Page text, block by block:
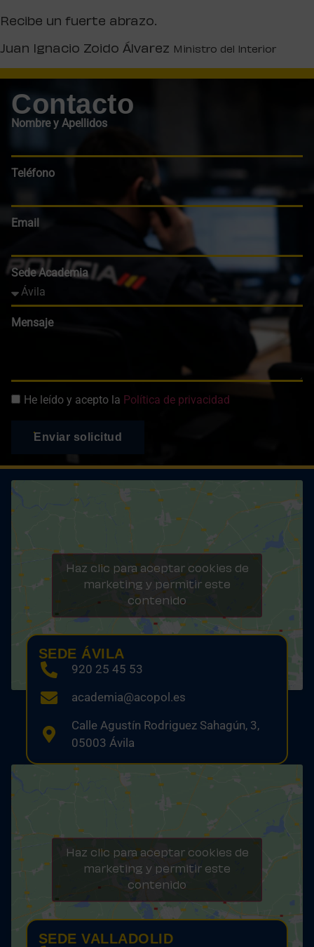
Recibe un fuerte abrazo.
Juan Ignacio Zoido Álvarez Ministro del Interior
Contacto
Nombre y Apellidos
Teléfono
Email
Sede Academia
Mensaje
He leído y acepto la Política de privacidad
Enviar solicitud
Haz clic para aceptar cookies de
marketing y permitir este
contenido
SEDE ÁVILA
920 25 45 53
academia@acopol.es
Calle Agustín Rodriguez Sahagún, 3,
05003 Ávila
Haz clic para aceptar cookies de
marketing y permitir este
contenido
SEDE VALLADOLID